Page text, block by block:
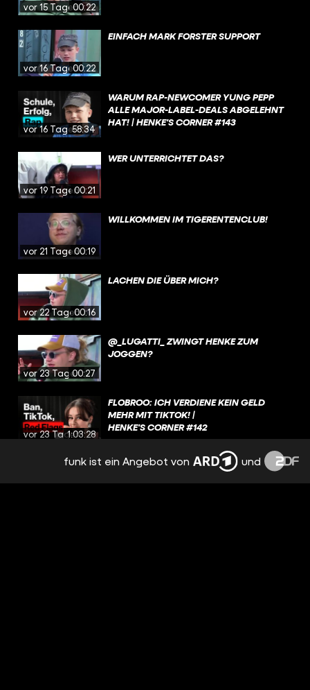
vor 15 Tagen00:22
vor 16 Tagen00:22
EINFACH MARK FORSTER SUPPORT
vor 16 Tagen58:34
WARUM RAP-NEWCOMER YUNG PEPP
ALLE MAJOR-LABEL-DEALS ABGELEHNT
HAT! | HENKE'S CORNER #143
vor 19 Tagen00:21
WER UNTERRICHTET DAS?
vor 21 Tagen00:19
WILLKOMMEN IM TIGERENTENCLUB!
vor 22 Tagen00:16
LACHEN DIE ÜBER MICH?
vor 23 Tagen00:27
@_LUGATTI_ ZWINGT HENKE ZUM
JOGGEN?
vor 23 Tagen1:03:28
FLOBROO: ICH VERDIENE KEIN GELD
MEHR MIT TIKTOK! |
HENKE'S CORNER #142
vor einem
DER BESTE SCHIRI DEUTSCHLANDS?
funk ist ein Angebot von und